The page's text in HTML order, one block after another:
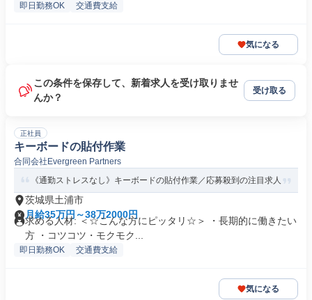
即日勤務OK 交通費支給
気になる
この条件を保存して、新着求人を受け取りませ
んか？
受け取る
正社員
キーボードの貼付作業
合同会社Evergreen Partners
《通勤ストレスなし》キーボードの貼付作業／応募殺到の注目求人
茨城県土浦市
月給35万円～38万2000円
求める人材: ＜☆こんな方にピッタリ☆＞ ・長期的に働きたい
方 ・コツコツ・モクモク...
即日勤務OK 交通費支給
気になる